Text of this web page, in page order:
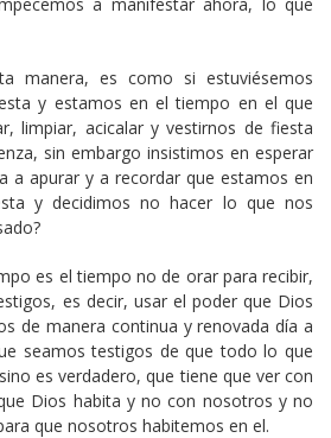
manera, es como si estuviésemos
y estamos en el tiempo en el que
limpiar, acicalar y vestirnos de fiesta
sin embargo insistimos en esperar
a apurar y a recordar que estamos en
y decidimos no hacer lo que nos
es el tiempo no de orar para recibir,
es decir, usar el poder que Dios
de manera continua y renovada día a
seamos testigos de que todo lo que
es verdadero, que tiene que ver con
Dios habita y no con nosotros y no
que nosotros habitemos en el.